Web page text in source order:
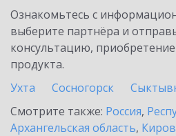
Ознакомьтесь с
выберите партнёра и
консультацию,
продукта.
Ухта
Сосногорск
Смотрите также: Россия,
Архангельская область,